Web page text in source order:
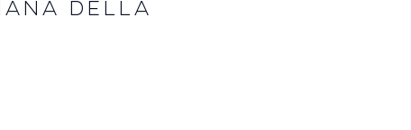
DELLA